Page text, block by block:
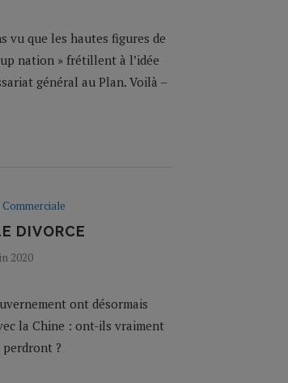
vu que les hautes figures de
nation » frétillent à l’idée
général au Plan. Voilà –
Commerciale
DIVORCE
2020
ont désormais
la Chine : ont-ils vraiment
perdront ?